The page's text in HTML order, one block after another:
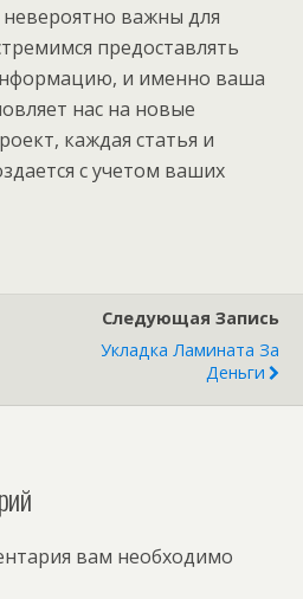
важны для
предоставлять
и именно ваша
нас на новые
каждая статья и
с учетом ваших
Следующая Запись
Укладка Ламината За
Деньги
вам необходимо